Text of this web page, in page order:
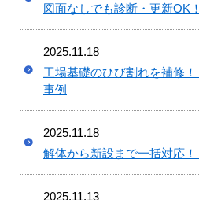
図面なしでも診断・更新OK
2025.11.18
工場基礎のひび割れを補修
事例
2025.11.18
解体から新設まで一括対応
2025.11.13